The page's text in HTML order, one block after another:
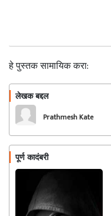
हे पुस्तक सामायिक करा:
लेखक बद्दल
Prathmesh Kate
पूर्ण कादंबरी